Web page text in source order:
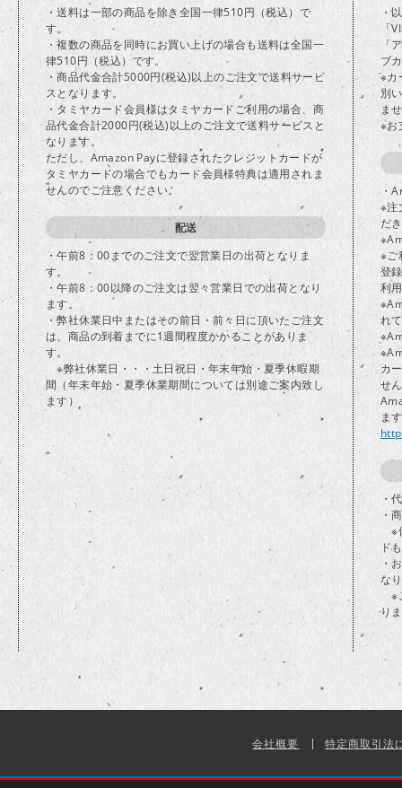
・送料は一部の商品を除き全国一律510円（税込）で
す。
・複数の商品を同時にお買い上げの場合も送料は全国一
律510円（税込）です。
・商品代金合計5000円(税込)以上のご注文で送料サービ
スとなります。
・タミヤカード会員様はタミヤカードご利用の場合、商
品代金合計2000円(税込)以上のご注文で送料サービスと
なります。
ただし、Amazon Payに登録されたクレジットカードが
タミヤカードの場合でもカード会員様特典は適用されま
せんのでご注意ください。
配送
・午前8：00までのご注文で翌営業日の出荷となりま
す。
・午前8：00以降のご注文は翌々営業日での出荷となり
ます。
・弊社休業日中またはその前日・前々日に頂いたご注文
は、商品の到着までに1週間程度かかることがありま
す。
※弊社休業日・・・土日祝日・年末年始・夏季休暇期
間（年末年始・夏季休業期間については別途ご案内致し
ます）
・
「
「
ブ
※カ
別
ま
※お
・
※注
だ
※ご
登
利
れ
カ
せ
ま
・
・
※
ド
・
な
※
り
会社概要 特定商取引法